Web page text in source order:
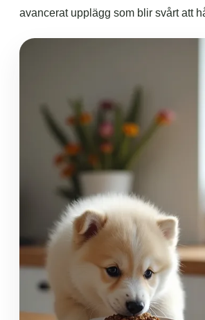
avancerat upplägg som blir svårt att